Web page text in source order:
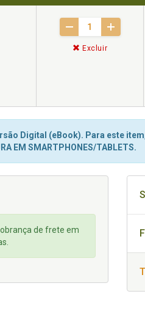
Excluir
Digital (eBook). Para este
EM SMARTPHONES/TABLETS.
de frete em